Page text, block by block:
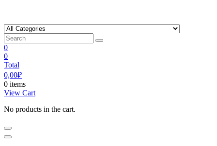
content
0
0
Total
0,00₽
0 items
View Cart
No products in the cart.